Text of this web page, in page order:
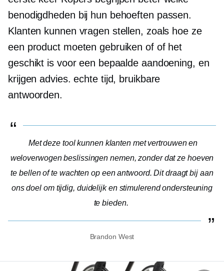
benodigdheden bij hun behoeften passen.
Klanten kunnen vragen stellen, zoals hoe ze
een product moeten gebruiken of of het
geschikt is voor een bepaalde aandoening, en
krijgen advies.echte tijd, bruikbare
antwoorden.
Met deze tool kunnen klanten met vertrouwen en
weloverwogen beslissingen nemen, zonder dat ze hoeven
te bellen of te wachten op een antwoord. Dit draagt ​​bij aan
ons doel om tijdig, duidelijk en stimulerend ondersteuning
te bieden.
Brandon West